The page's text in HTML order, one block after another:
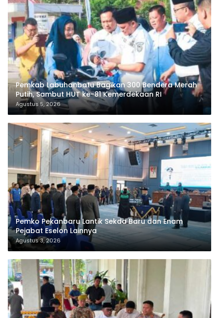
Pemkab Labuhanbatu Bagikan 300 Bendera Merah
Putih, Sambut HUT ke-81 Kemerdekaan RI
Agustus 5, 2026
Pemko Pekanbaru Lantik Sekda Baru dan Enam
Pejabat Eselon Lainnya
Agustus 3, 2026